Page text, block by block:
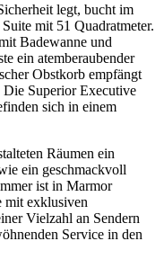
legt, bucht im
mit 51 Quadratmeter.
Badewanne und
ein atemberaubender
Obstkorb empfängt
Superior Executive
sich in einem
Räumen ein
ein geschmackvoll
ist in Marmor
mit exklusiven
Vielzahl an Sendern
Service in den